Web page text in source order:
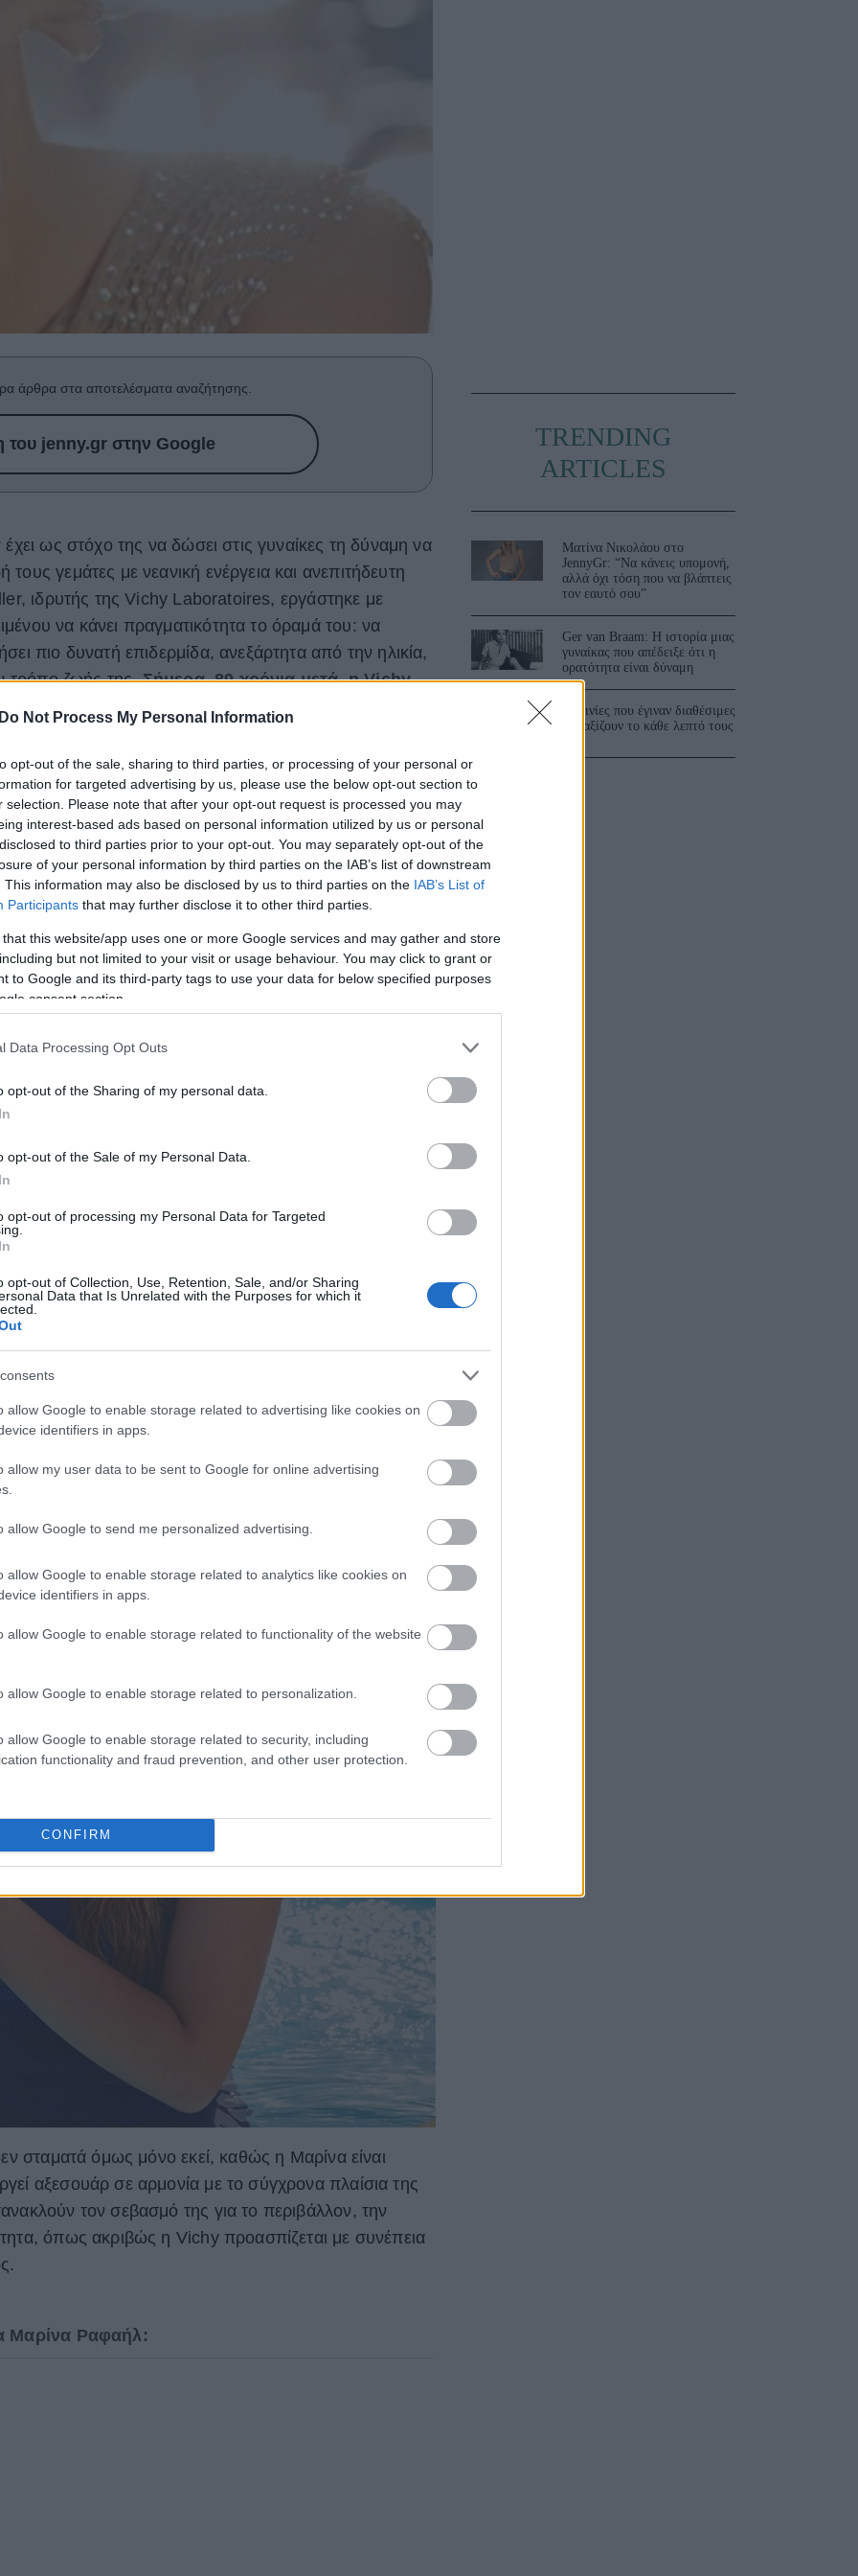
Do Not Process My Personal Information
opt-out of the sale, sharing to third parties, or processing of your personal or
for targeted advertising by us, please use the below opt-out section to
selection. Please note that after your opt-out request is processed you may
interest-based ads based on personal information utilized by us or personal
to third parties prior to your opt-out. You may separately opt-out of the
of your personal information by third parties on the IAB’s list of downstream
This information may also be disclosed by us to third parties on the IAB’s List of
Participants that may further disclose it to other third parties.
that this website/app uses one or more Google services and may gather and store
but not limited to your visit or usage behaviour. You may click to grant or
to Google and its third-party tags to use your data for below specified purposes
consent section.
Data Processing Opt Outs
opt-out of the Sharing of my personal data.
opt-out of the Sale of my Personal Data.
opt-out of processing my Personal Data for Targeted
opt-out of Collection, Use, Retention, Sale, and/or Sharing
Data that Is Unrelated with the Purposes for which it
allow Google to enable storage related to advertising like cookies on
identifiers in apps.
allow my user data to be sent to Google for online advertising
allow Google to send me personalized advertising.
allow Google to enable storage related to analytics like cookies on
identifiers in apps.
allow Google to enable storage related to functionality of the website
allow Google to enable storage related to personalization.
allow Google to enable storage related to security, including
functionality and fraud prevention, and other user protection.
CONFIRM
άρθρα στα αποτελέσματα αναζήτησης.
του jenny.gr στην Google
έχει ως στόχο της να δώσει στις γυναίκες τη δύναμη να
γεμάτες με νεανική ενέργεια και ανεπιτήδευτη
ιδρυτής της Vichy Laboratoires, εργάστηκε με
να κάνει πραγματικότητα το όραμά του: να
πιο δυνατή επιδερμίδα, ανεξάρτητα από την ηλικία,
τρόπο ζωής της.Σήμερα, 89 χρόνια μετά, η Vichy
ενδυνάμωση των γυναικών, μέσα από
γυναίκες που το όραμά τους αποτελεί πηγή
συνεργασία της με την Μαρίνα Ραφαήλ, μια
στην πηγαία της δημιουργικότητα κατάφερε να
τσαντών το 2018, υπό το ομώνυμο brand,
ηλικίας της, η Μαρίνα δημιούργησε το brand με
αγκαλιάσουν την ομορφιά τους και να την αναδείξουν
σταματά όμως μόνο εκεί, καθώς η Μαρίνα είναι
αξεσουάρ σε αρμονία με το σύγχρονα πλαίσια της
τον σεβασμό της για το περιβάλλον, την
όπως ακριβώς η Vichy προασπίζεται με συνέπεια
Μαρίνα Ραφαήλ:
TRENDING
ARTICLES
Ματίνα Νικολάου στο
JennyGr: “Να κάνεις υπομονή,
αλλά όχι τόση που να βλάπτεις
τον εαυτό σου”
Ger van Braam: Η ιστορία μιας
γυναίκας που απέδειξε ότι η
ορατότητα είναι δύναμη
3 ταινίες που έγιναν διαθέσιμες
και αξίζουν το κάθε λεπτό τους